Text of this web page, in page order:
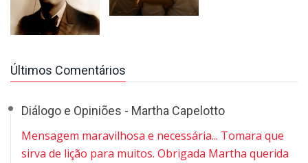
Últimos Comentários
Diálogo e Opiniões - Martha Capelotto
Mensagem maravilhosa e necessária... Tomara que
sirva de lição para muitos. Obrigada Martha querida